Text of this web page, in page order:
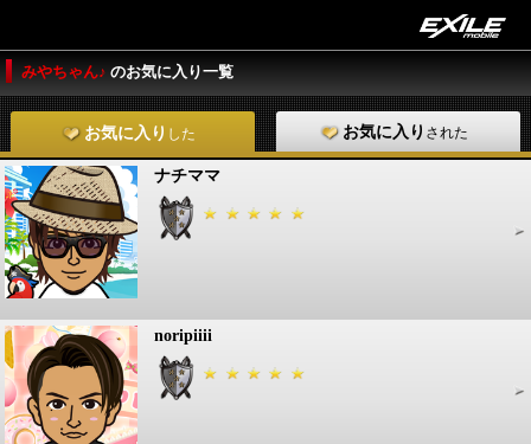
みやちゃん♪ のお気に入り一覧
お気に入り した お気に入り された
ナチママ
noripiiii